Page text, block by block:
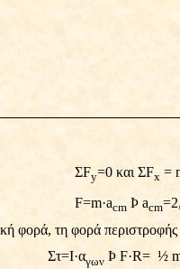
ΣFy=0 και ΣFx =
F=m·acm Þ acm
φορά, τη φορά
Στ=Ι·αγων Þ F·R= ½